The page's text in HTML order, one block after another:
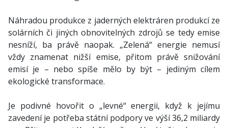
Náhradou produkce z jaderných elektráren produkcí ze
solárních či jiných obnovitelných zdrojů se tedy emise
nesníží, ba právě naopak. „Zelená“ energie nemusí
vždy znamenat nižší emise, přitom právě snižování
emisí je – nebo spíše mělo by být – jediným cílem
ekologické transformace.
Je podivné hovořit o „levné“ energii, když k jejímu
zavedení je potřeba státní podpory ve výší 36,2 miliardy